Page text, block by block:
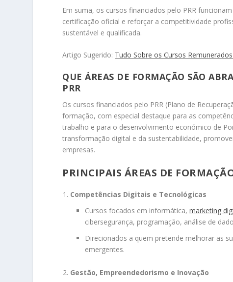
Em suma, os cursos financiados pelo PRR
certificação oficial e reforçar a competitividade
sustentável e qualificada.
Artigo Sugerido: Tudo Sobre os Cursos
QUE ÁREAS DE FORMAÇÃO SÃO
PRR
Os cursos financiados pelo PRR (Plano de
formação, com especial destaque para as
trabalho e para o desenvolvimento económico de
transformação digital e da sustentabilidade,
empresas.
PRINCIPAIS ÁREAS DE
Competências Digitais e Tecnológicas
Cursos focados em informática,marketing
cibersegurança, programação, análise de
Direcionados a quem pretende melhorar as
emergentes.
Gestão, Empreendedorismo e Inovação